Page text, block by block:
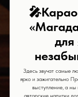
🎤
для
Здесь звучат самые
ярко и зажигательно
выступление, а
авторские напитки